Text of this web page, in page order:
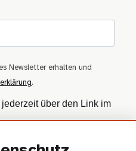
Newsletter erhalten und
.
über den Link im